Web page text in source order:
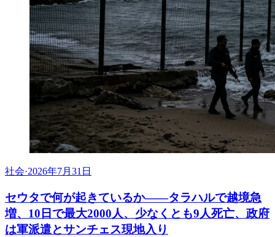
社会·2026年7月31日
セウタで何が起きているか——タラハルで越境急
増、10日で最大2000人、少なくとも9人死亡、政府
は軍派遣とサンチェス現地入り